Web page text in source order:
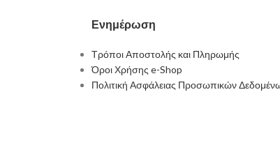
Ενημέρωση
Τρόποι Αποστολής και Πληρωμής
Όροι Χρήσης e-Shop
Πολιτική Ασφάλειας Προσωπικών